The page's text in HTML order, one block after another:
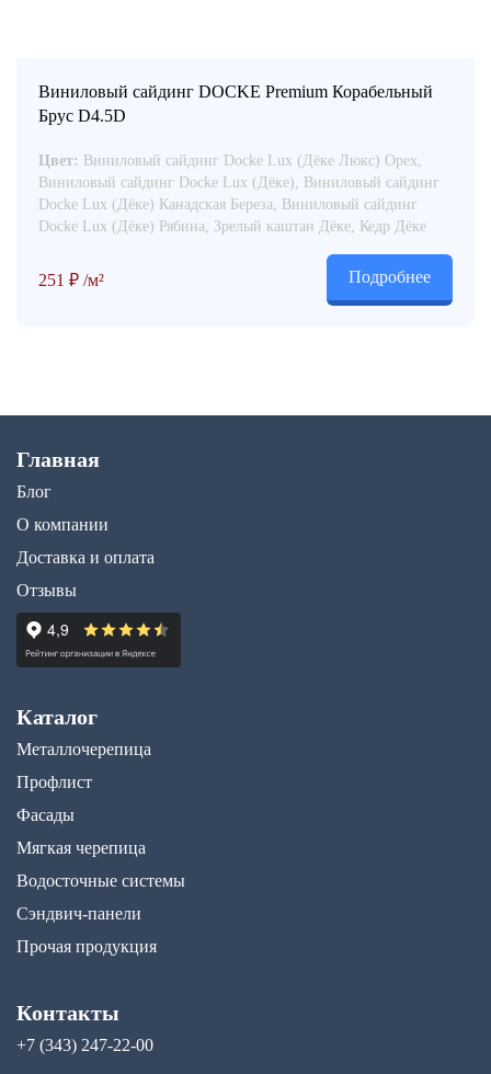
Виниловый сайдинг DOCKE Premium Корабельный
Брус D4.5D
Цвет: Виниловый сайдинг Docke Lux (Дёке Люкс) Орех,
Виниловый сайдинг Docke Lux (Дёке), Виниловый сайдинг
Docke Lux (Дёке) Канадская Береза, Виниловый сайдинг
Docke Lux (Дёке) Рябина, Зрелый каштан Дёке, Кедр Дёке
251 ₽ /м² Подробнее
Главная
Блог
О компании
Доставка и оплата
Отзывы
Каталог
Металлочерепица
Профлист
Фасады
Мягкая черепица
Водосточные системы
Сэндвич-панели
Прочая продукция
Контакты
+7 (343) 247-22-00